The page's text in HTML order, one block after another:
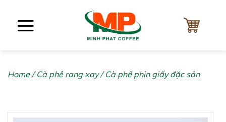
Home/Cà phê rang xay/Cà phê phin giấy đặc sản